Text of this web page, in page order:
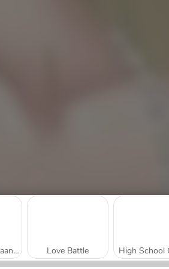
Pasangan Kerajaan di Paris Love Battle High School